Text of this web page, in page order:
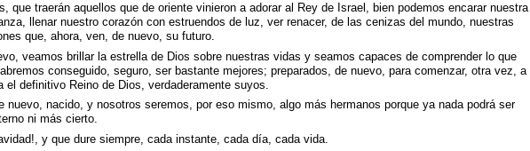
que traerán aquellos que de oriente vinieron a adorar al Rey de Israel, bien podemos encarar nuestra
llenar nuestro corazón con estruendos de luz, ver renacer, de las cenizas del mundo, nuestras
que, ahora, ven, de nuevo, su futuro.
veamos brillar la estrella de Dios sobre nuestras vidas y seamos capaces de comprender lo que
conseguido, seguro, ser bastante mejores; preparados, de nuevo, para comenzar, otra vez, a
el definitivo Reino de Dios, verdaderamente suyos.
nuevo, nacido, y nosotros seremos, por eso mismo, algo más hermanos porque ya nada podrá ser
ni más cierto.
y que dure siempre, cada instante, cada día, cada vida.